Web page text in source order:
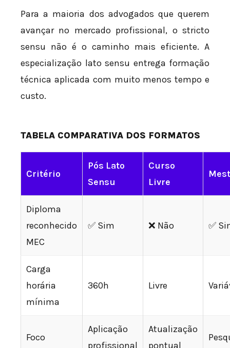
Para a maioria dos advogados que querem
avançar no mercado profissional, o stricto
sensu não é o caminho mais eficiente. A
especialização lato sensu entrega formação
técnica aplicada com muito menos tempo e
custo.
TABELA COMPARATIVA DOS FORMATOS
Critério
Pós Lato
Sensu
Curso
Livre
Diploma
reconhecido
MEC
✅ Sim ❌ Não ✅
Carga
horária
mínima
360h Livre
Foco
Aplicação
profissional
Atualização
pontual